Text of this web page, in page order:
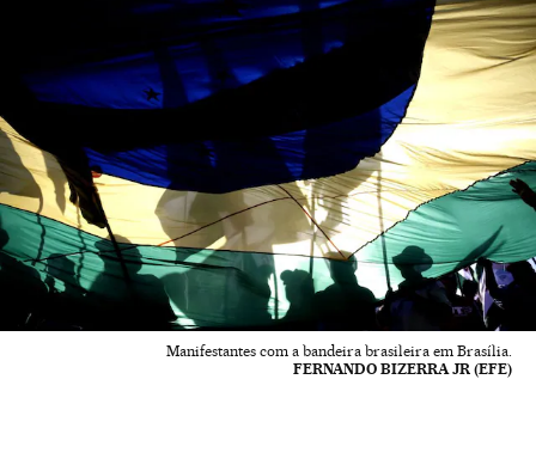
Manifestantes com a bandeira brasileira em Brasília.
FERNANDO BIZERRA JR (EFE)